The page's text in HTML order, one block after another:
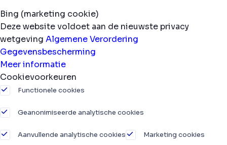
Bing (marketing cookie)
Deze website voldoet aan de nieuwste privacy
wetgeving Algemene Verordering
Gegevensbescherming
Meer informatie
Cookievoorkeuren
Functionele cookies
Geanonimiseerde analytische cookies
Aanvullende analytische cookies Marketing cookies